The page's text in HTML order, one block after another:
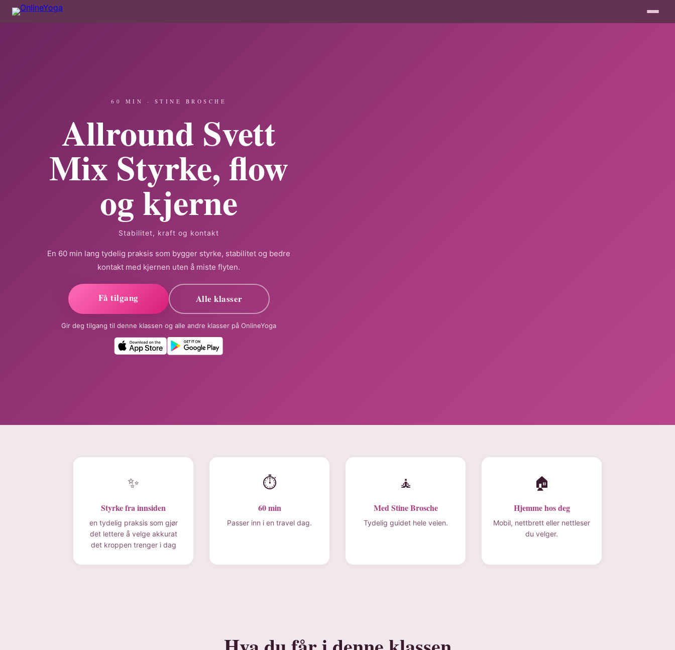
60 MIN · STINE BROSCHE
Allround Svett
Mix Styrke, flow
og kjerne
Stabilitet, kraft og kontakt
En 60 min lang tydelig praksis som bygger styrke, stabilitet og bedre
kontakt med kjernen uten å miste flyten.
Få tilgang Alle klasser
Gir deg tilgang til denne klassen og alle andre klasser på OnlineYoga
✨
Styrke fra innsiden
en tydelig praksis som gjør
det lettere å velge akkurat
det kroppen trenger i dag
⏱
60 min
Passer inn i en travel dag.
🧘
Med Stine Brosche
Tydelig guidet hele veien.
🏠
Hjemme hos deg
Mobil, nettbrett eller nettleser
du velger.